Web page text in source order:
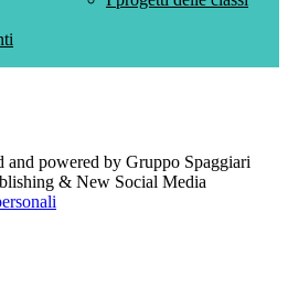
and powered by Gruppo Spaggiari
& New Social Media